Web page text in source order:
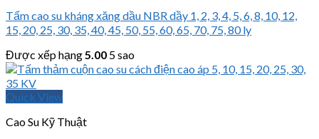
Tấm cao su kháng xăng dầu NBR dầy 1, 2, 3, 4, 5, 6, 8, 10, 12,
15, 20, 25, 30, 35, 40, 45, 50, 55, 60, 65, 70, 75, 80 ly
Được xếp hạng5.00 5 sao
Quick View
Cao Su Kỹ Thuật